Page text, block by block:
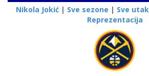
Nikola Jokić | Sve sezone | Sve
Reprezentacija